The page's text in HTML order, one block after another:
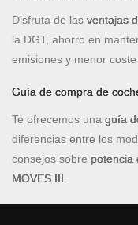
Disfruta de las ventajas
la DGT, ahorro en
emisiones y menor coste
Guía de compra de
Te ofrecemos una guía
diferencias entre los
consejos sobre potencia
MOVES III